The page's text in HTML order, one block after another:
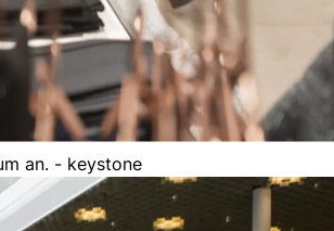
an. - keystone